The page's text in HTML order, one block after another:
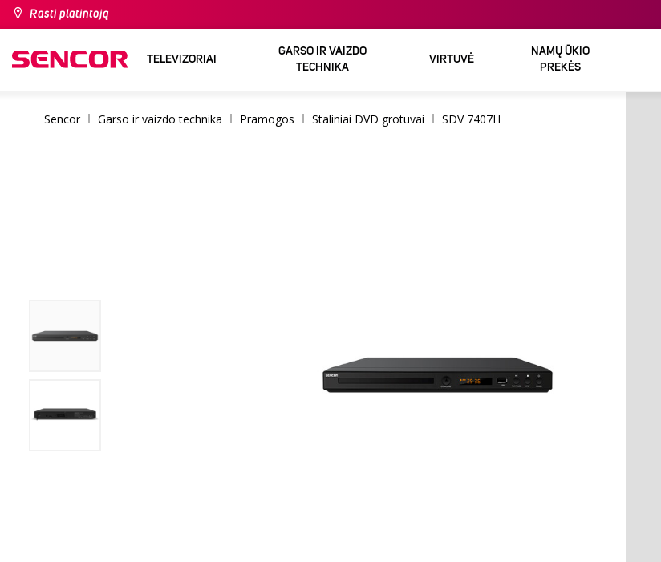
Rasti platintoją
TELEVIZORIAI
GARSO IR VAIZDO
TECHNIKA
VIRTUVĖ
NAMŲ ŪKIO
PREKĖS
Sencor Garso ir vaizdo technika Pramogos Staliniai DVD grotuvai SDV 7407H